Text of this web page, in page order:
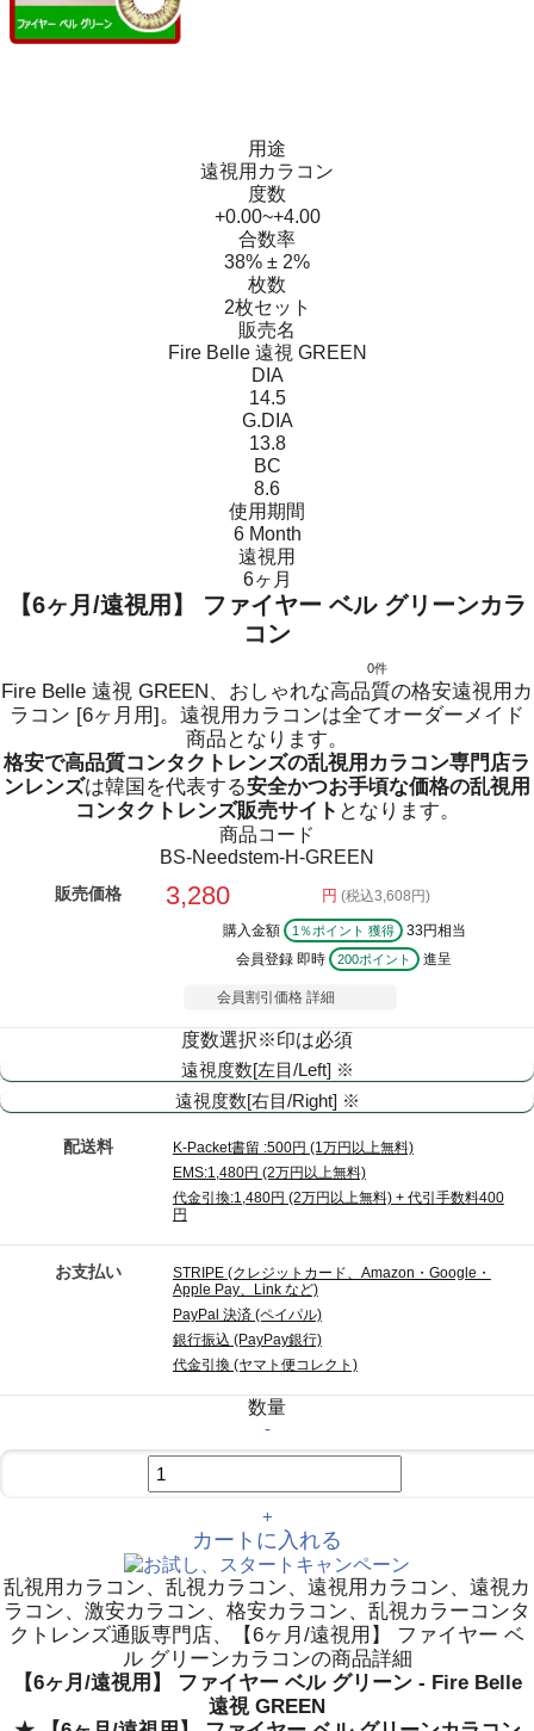
用途
遠視用カラコン
度数
+0.00~+4.00
合数率
38% ± 2%
枚数
2枚セット
販売名
Fire Belle 遠視 GREEN
DIA
14.5
G.DIA
13.8
BC
8.6
使用期間
6 Month
遠視用
6ヶ月
【6ヶ月/遠視用】 ファイヤー ベル グリーンカラ
コン
0件
Fire Belle 遠視 GREEN、おしゃれな高品質の格安遠視用カ
ラコン [6ヶ月用]。遠視用カラコンは全てオーダーメイド
商品となります。
格安で高品質コンタクトレンズの乱視用カラコン専門店ラ
ンレンズは韓国を代表する安全かつお手頃な価格の乱視用
コンタクトレンズ販売サイト となります。
商品コード
BS-Needstem-H-GREEN
販売価格 3,280 円 (税込3,608円)
購入金額 1％ポイント 獲得 33円相当
会員登録 即時 200ポイント 進呈
会員割引価格 詳細
度数選択※印は必須
遠視度数[左目/Left] ※
遠視度数[右目/Right] ※
配送料
K-Packet書留 :500円 (1万円以上無料)
EMS:1,480円 (2万円以上無料)
代金引換:1,480円 (2万円以上無料) + 代引手数料400
円
お支払い
STRIPE (クレジットカード、Amazon・Google・
Apple Pay、Link など)
PayPal 決済 (ペイパル)
銀行振込 (PayPay銀行)
代金引換 (ヤマト便コレクト)
数量
-
+
カートに入れる
乱視用カラコン、乱視カラコン、遠視用カラコン、遠視カ
ラコン、激安カラコン、格安カラコン、乱視カラーコンタ
クトレンズ通販専門店、【6ヶ月/遠視用】 ファイヤー ベ
ル グリーンカラコンの商品詳細
【6ヶ月/遠視用】 ファイヤー ベル グリーン - Fire Belle
遠視 GREEN